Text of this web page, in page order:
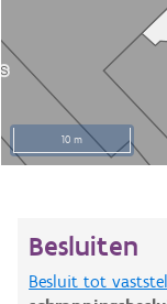
10 m
Besluiten
Besluit tot